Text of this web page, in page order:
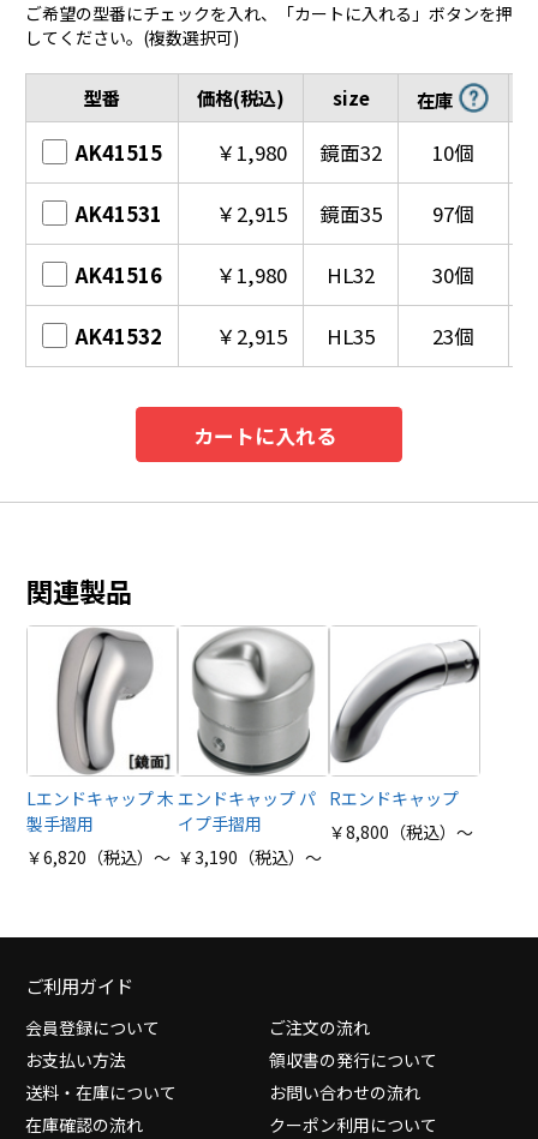
ご希望の型番にチェックを入れ、「カートに入れる」ボタンを押
してください。(複数選択可)
型番
AK41515
AK41531
AK41516
AK41532
価格(税込) size 在庫
￥1,980 鏡面32 10個
￥2,915 鏡面35 97個
￥1,980 HL32 30個
￥2,915 HL35 23個
カートに入れる
関連製品
Lエンドキャップ 木
製手摺用
￥6,820（税込）～
エンドキャップ パ
イプ手摺用
￥3,190（税込）～
Rエンドキャップ
￥8,800（税込）～
ご利用ガイド
会員登録について
ご注文の流れ
お支払い方法
領収書の発行について
送料・在庫について
お問い合わせの流れ
在庫確認の流れ
クーポン利用について